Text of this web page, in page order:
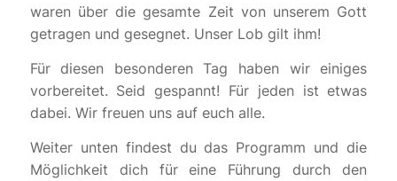
waren über die gesamte Zeit von unserem Gott
getragen und gesegnet. Unser Lob gilt ihm!
Für diesen besonderen Tag haben wir einiges
vorbereitet. Seid gespannt! Für jeden ist etwas
dabei. Wir freuen uns auf euch alle.
Weiter unten findest du das Programm und die
Möglichkeit dich für eine Führung durch den